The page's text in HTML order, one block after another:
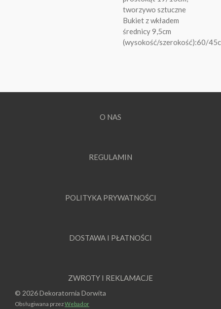
tworzywo sztuczne
Bukiet z wkładem
średnicy 9,5cm
(wysokość/szerokość):60/
O NAS
REGULAMIN
POLITYKA PRYWATNOŚCI
DOSTAWA I PŁATNOŚCI
ZWROTY I REKLAMACJE
© 2026 Dekoratornia Dorwita
Obsługiwana przezWebador